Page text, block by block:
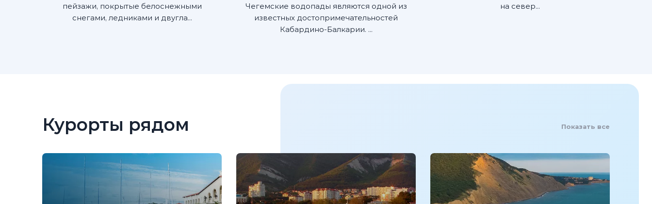
пейзажи, покрытые белоснежными
снегами, ледниками и двугла...
Чегемские водопады являются одной из
известных достопримечательностей
Кабардино-Балкарии. ...
на север...
Курорты рядом Показать все